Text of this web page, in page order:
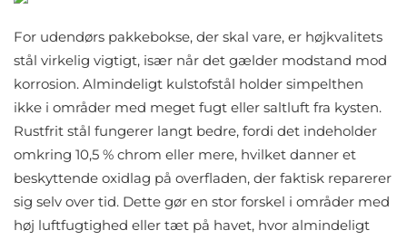
For udendørs pakkebokse, der skal vare, er højkvalitets
stål virkelig vigtigt, især når det gælder modstand mod
korrosion. Almindeligt kulstofstål holder simpelthen
ikke i områder med meget fugt eller saltluft fra kysten.
Rustfrit stål fungerer langt bedre, fordi det indeholder
omkring 10,5 % chrom eller mere, hvilket danner et
beskyttende oxidlag på overfladen, der faktisk reparerer
sig selv over tid. Dette gør en stor forskel i områder med
høj luftfugtighed eller tæt på havet, hvor almindeligt